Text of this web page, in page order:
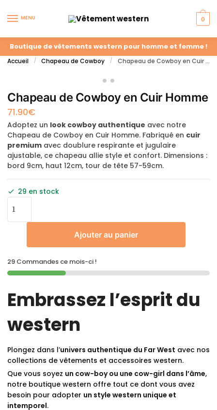
MENU 0
Boutique de vêtements western pour homme et femme !
Accueil / Chapeau de Cowboy / Chapeau de Cowboy en Cuir Homme
Chapeau de Cowboy en Cuir Homme
71.90€
Adoptez un look cowboy authentique avec notre
Chapeau de Cowboy en Cuir Homme. Fabriqué en cuir
premium avec doublure respirante et jugulaire
ajustable, ce chapeau allie style et confort. Dimensions :
bord 9cm, haut 12cm, tour de tête 57-59cm.
29 en stock
Ajouter au panier
29 Commandes ce mois-ci !
Embrassez l’esprit du
western
Plongez dans l’univers authentique du Far West avec nos
collections de vêtements et accessoires western.
Que vous soyez un cow-boy ou une cow-girl dans l’âme,
notre boutique western offre tout ce dont vous avez
besoin pour adopter un style western unique et
intemporel.